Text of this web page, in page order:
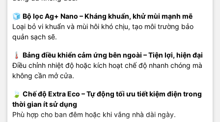
🧊 Bộ lọc Ag+ Nano – Kháng khuẩn, khử mùi mạnh mẽ
Loại bỏ vi khuẩn và mùi hôi khó chịu, tạo môi trường bảo
quản sạch sẽ.
🌡️ Bảng điều khiển cảm ứng bên ngoài – Tiện lợi, hiện đại
Điều chỉnh nhiệt độ hoặc kích hoạt chế độ nhanh chóng mà
không cần mở cửa.
🍃 Chế độ Extra Eco – Tự động tối ưu tiết kiệm điện trong
thời gian ít sử dụng
Phù hợp cho ban đêm hoặc khi vắng nhà dài ngày.